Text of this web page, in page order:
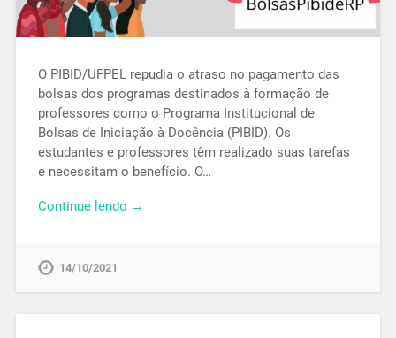
O PIBID/UFPEL repudia o atraso no pagamento das
bolsas dos programas destinados à formação de
professores como o Programa Institucional de
Bolsas de Iniciação à Docência (PIBID). Os
estudantes e professores têm realizado suas tarefas
e necessitam o benefício. O…
Continue lendo →
14/10/2021